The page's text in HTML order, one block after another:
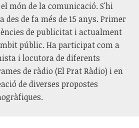
món de la comunicació. S'hi
des de fa més de 15 anys. Primer
de publicitat i actualment
públic. Ha participat com a
i locutora de diferents
de ràdio (El Prat Ràdio) i en
de diverses propostes